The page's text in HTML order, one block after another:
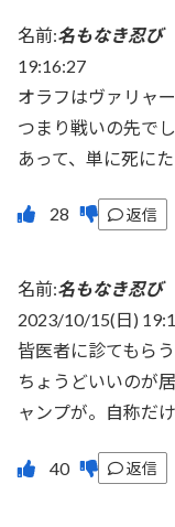
名前:名もなき忍び
19:16:27
オラフはヴァリャ
つまり戦いの先で
あって、単に死に
返信
名前:名もなき忍び
2023/10/15(日)
皆医者に診てもら
ちょうどいいのが
ャンプが。自称だ
返信